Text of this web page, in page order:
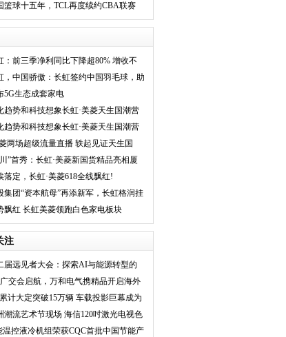
中国品
篮球十五年，TCL再度续约CBA联赛
：前三季净利同比下降超80% 增收不
绩“魔
，中国骄傲：长虹签约中国羽毛球，助
体育"
5G生态成套家电
趋势和科技想象长虹·美菱天生国潮营
口碑
趋势和科技想象长虹·美菱天生国潮营
口碑
两场超级流量直播 轶起见证天生国
””首秀：长虹·美菱新国货精品亮相厦
落定，长虹·美菱618全线飘红!
集团“资本航母”再添新军，长虹格润挂
”
飘红 长虹美菱领跑白色家电板块
注
届远见者大会：探索AI与能源转型的
交会启航，万和电气携精品开启海外
计大定突破15万辆 车载投影巨幕成为
潮流艺术节现场 海信120吋激光电视色
温控液冷机组荣获CQC首批中国节能产